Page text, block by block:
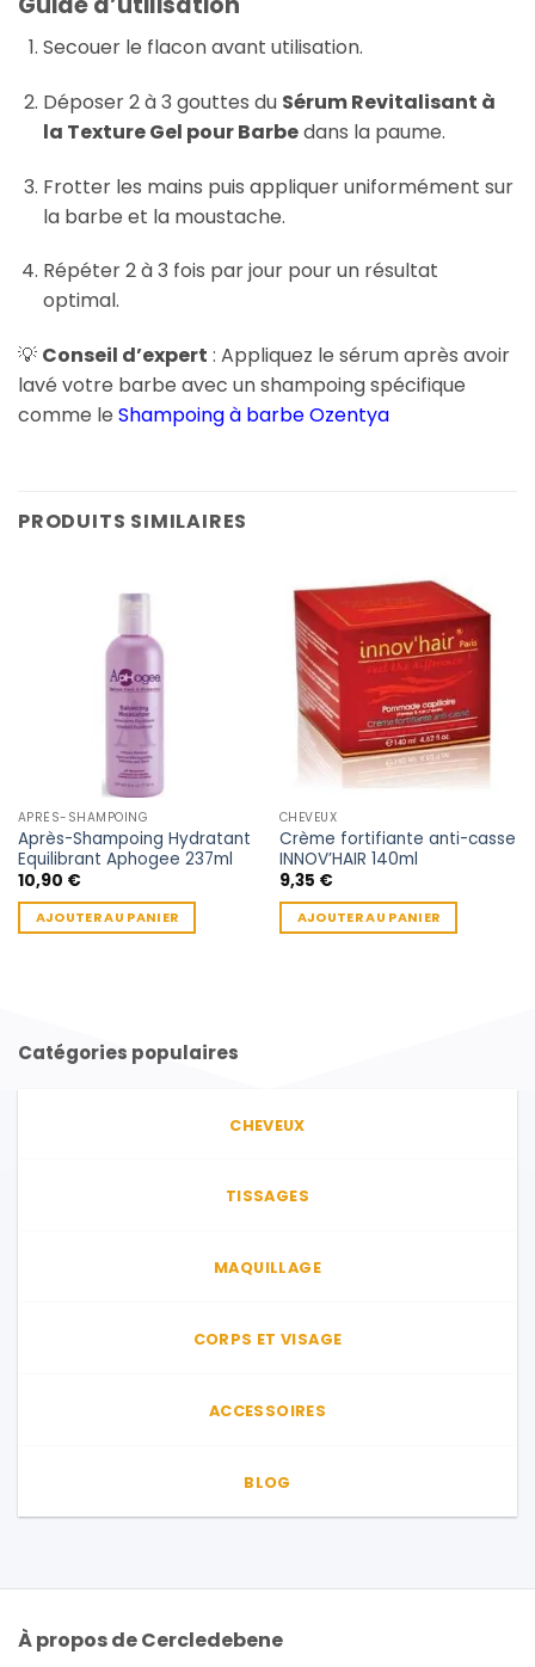
Secouer le flacon avant utilisation.
Déposer 2 à 3 gouttes du Sérum Revitalisant à
la Texture Gel pour Barbedans la paume.
Frotter les mains puis appliquer uniformément sur
la barbe et la moustache.
Répéter 2 à 3 fois par jour pour un résultat
optimal.
💡 Conseil d’expert : Appliquez le sérum après avoir
lavé votre barbe avec un shampoing spécifique
comme le Shampoing à barbe Ozentya
PRODUITS SIMILAIRES
APRÈS-SHAMPOING
Après-Shampoing Hydratant
Equilibrant Aphogee 237ml
10,90 €
AJOUTER AU PANIER
CHEVEUX
Crème fortifiante anti-casse
INNOV’HAIR 140ml
9,35 €
AJOUTER AU PANIER
Catégories populaires
CHEVEUX
TISSAGES
MAQUILLAGE
CORPS ET VISAGE
ACCESSOIRES
BLOG
À propos de Cercledebene